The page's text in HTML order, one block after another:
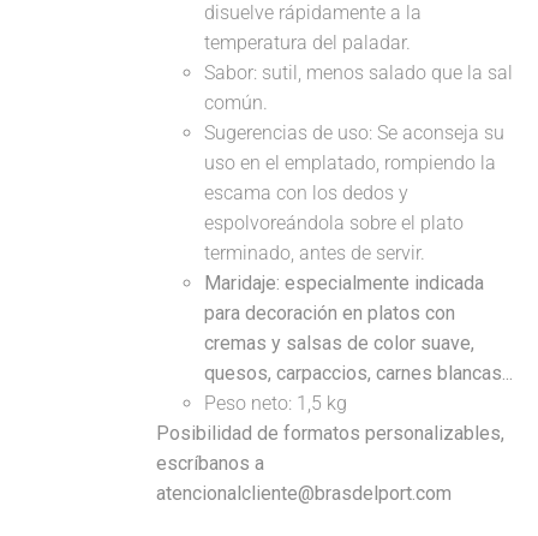
disuelve rápidamente a la
temperatura del paladar.
Sabor: sutil, menos salado que la sal
común.
Sugerencias de uso: Se aconseja su
uso en el emplatado, rompiendo la
escama con los dedos y
espolvoreándola sobre el plato
terminado, antes de servir.
Maridaje: especialmente indicada
para decoración en platos con
cremas y salsas de color suave,
quesos, carpaccios, carnes blancas...
Peso neto: 1,5 kg
Posibilidad de formatos personalizables,
escríbanos a
atencionalcliente@brasdelport.com